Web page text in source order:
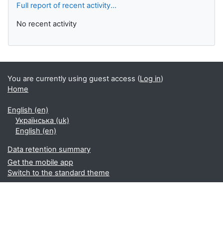
Full report of recent activity...
No recent activity
You are currently using guest access (Log in)
Home
English ‎(en)‎
Українська ‎(uk)‎
English ‎(en)‎
Data retention summary
Get the mobile app
Switch to the standard theme